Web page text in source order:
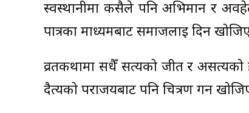
स्वस्थानीमा कसैले पनि अभिमान र
पात्रका माध्यमबाट समाजलाई दिन
व्रतकथामा सधैँ सत्यको जीत र असत्यको
दैत्यको पराजयबाट पनि चित्रण गर्न